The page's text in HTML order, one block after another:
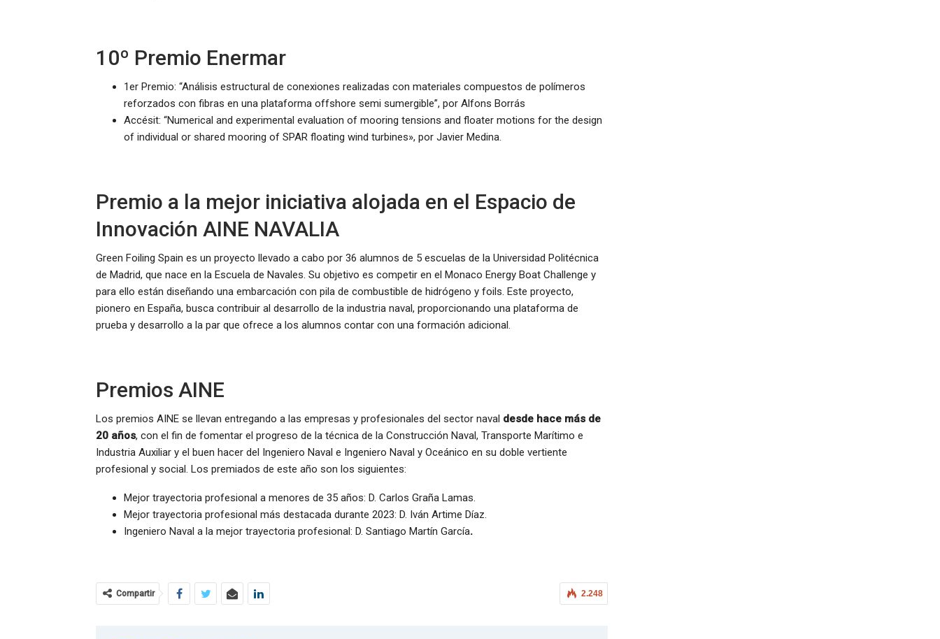
10º Premio Enermar
1er Premio: “Análisis estructural de conexiones realizadas con materiales compuestos de polímeros
reforzados con fibras en una plataforma offshore semi sumergible”, por Alfons Borrás
Accésit: “Numerical and experimental evaluation of mooring tensions and floater motions for the design
of individual or shared mooring of SPAR floating wind turbines», por Javier Medina.
Premio a la mejor iniciativa alojada en el Espacio de
Innovación AINE NAVALIA
Green Foiling Spain es un proyecto llevado a cabo por 36 alumnos de 5 escuelas de la Universidad Politécnica
de Madrid, que nace en la Escuela de Navales. Su objetivo es competir en el Monaco Energy Boat Challenge y
para ello están diseñando una embarcación con pila de combustible de hidrógeno y foils. Este proyecto,
pionero en España, busca contribuir al desarrollo de la industria naval, proporcionando una plataforma de
prueba y desarrollo a la par que ofrece a los alumnos contar con una formación adicional.
Premios AINE
Los premios AINE se llevan entregando a las empresas y profesionales del sector naval desde hace más de
20 años, con el fin de fomentar el progreso de la técnica de la Construcción Naval, Transporte Marítimo e
Industria Auxiliar y el buen hacer del Ingeniero Naval e Ingeniero Naval y Oceánico en su doble vertiente
profesional y social. Los premiados de este año son los siguientes:
Mejor trayectoria profesional a menores de 35 años: D. Carlos Graña Lamas.
Mejor trayectoria profesional más destacada durante 2023: D. Iván Artime Díaz.
Ingeniero Naval a la mejor trayectoria profesional: D. Santiago Martín García.
2.248
Compartir